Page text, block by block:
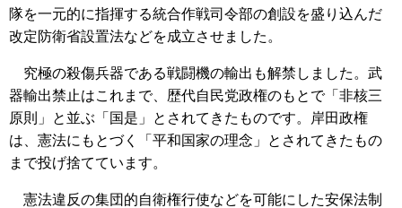
隊を一元的に指揮する統合作戦司令部の創設を盛り込んだ
改定防衛省設置法などを成立させました。
究極の殺傷兵器である戦闘機の輸出も解禁しました。武
器輸出禁止はこれまで、歴代自民党政権のもとで「非核三
原則」と並ぶ「国是」とされてきたものです。岸田政権
は、憲法にもとづく「平和国家の理念」とされてきたもの
まで投げ捨てています。
憲法違反の集団的自衛権行使などを可能にした安保法制